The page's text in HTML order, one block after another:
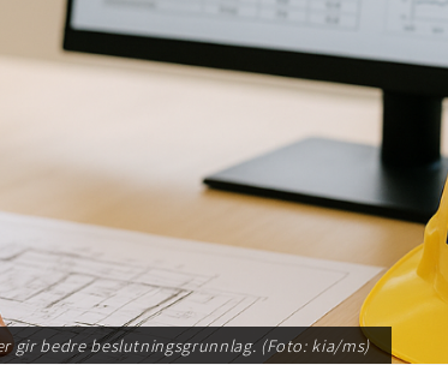
gir bedre beslutningsgrunnlag. (Foto: kia/ms)